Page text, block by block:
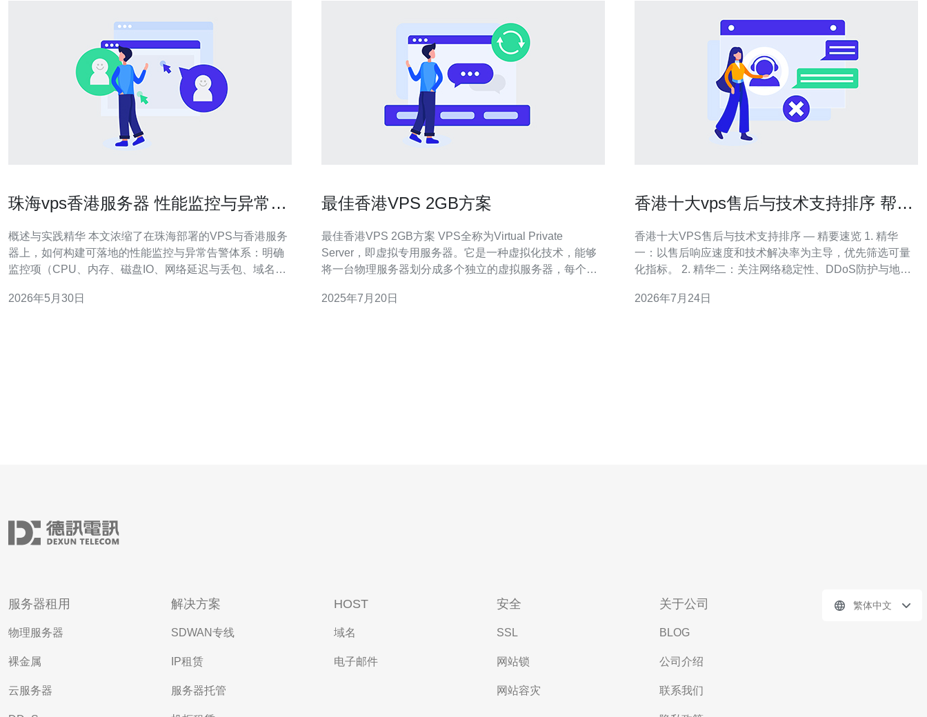
珠海vps香港服务器 性能监控与异常告
概述与实践精华 本文浓缩了在珠海部署的VPS与香港服务
器上，如何构建可落地的性能监控与异常告警体系：明确
监控项（CPU、内存、磁盘IO、网络延迟与丢包、域名解
Zabbix、Netdata）、告警分级与通知链路（邮件、短信、
2026年5月30日
最佳香港VPS 2GB方案
最佳香港VPS 2GB方案 VPS全称为Virtual Private
Server，即虚拟专用服务器。它是一种虚拟化技术，能够
将一台物理服务器划分成多个独立的虚拟服务器，每个虚
扰。 香港VPS在国内外用户中享有很高的声誉，主要原因
2025年7月20日
香港十大vps售后与技术支持排序 帮你
香港十大VPS售后与技术支持排序 — 精要速览 1. 精华
一：以售后响应速度和技术解决率为主导，优先筛选可量
化指标。 2. 精华二：关注网络稳定性、DDoS防护与地域
单样本，确认退款与SLA条款的可执行性。 在香港部署
2026年7月24日
服务器租用
物理服务器
裸金属
云服务器
解决方案
SDWAN专线
IP租赁
服务器托管
HOST
域名
电子邮件
安全
SSL
网站锁
网站容灾
关于公司
BLOG
公司介绍
联系我们
繁体中文